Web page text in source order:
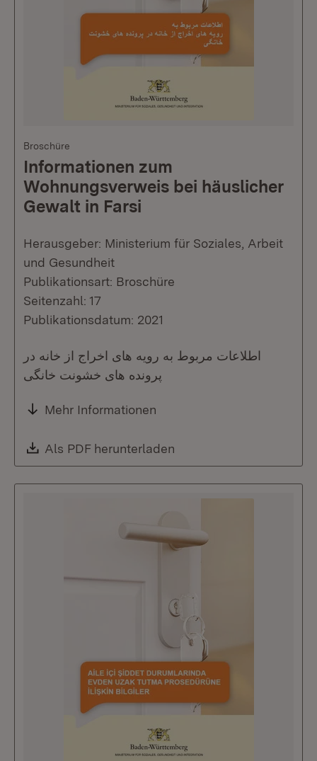
Broschüre
Informationen zum
Wohnungsverweis bei häuslicher
Gewalt in Farsi
Herausgeber: Ministerium für Soziales, Arbeit
und Gesundheit
Publikationsart: Broschüre
Seitenzahl: 17
Publikationsdatum: 2021
اطلاعات مربوط به رویه های اخراج از خانه در
پرونده های خشونت خانگی
Mehr Informationen
Download:
Als PDF herunterladen